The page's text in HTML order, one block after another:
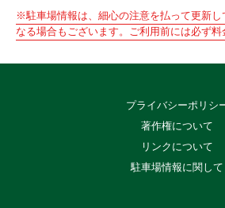
※駐車場情報は、細心の注意を払って更新
なる場合もございます。ご利用前には必ず料
プライバシーポリシ
著作権について
リンクについて
駐車場情報に関して